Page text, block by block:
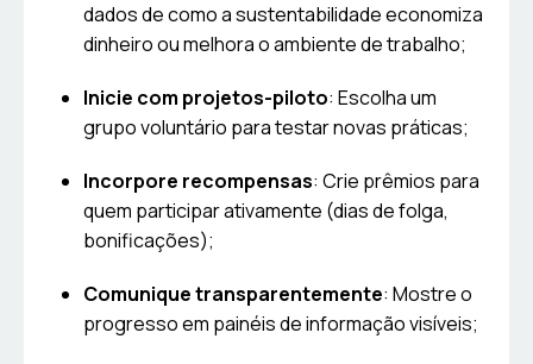
dados de como a sustentabilidade economiza
dinheiro ou melhora o ambiente de trabalho;
Inicie com projetos-piloto: Escolha um
grupo voluntário para testar novas práticas;
Incorpore recompensas: Crie prêmios para
quem participar ativamente (dias de folga,
bonificações);
Comunique transparentemente: Mostre o
progresso em painéis de informação visíveis;